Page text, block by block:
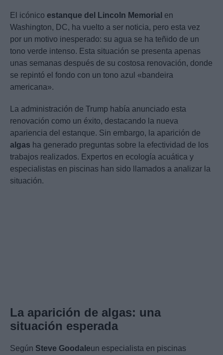
El icónico estanque del Lincoln Memorial en
Washington, DC, ha vuelto a ser noticia, pero esta vez
por un motivo inesperado: su agua se ha teñido de un
tono verde intenso. Esta situación se presenta apenas
unas semanas después de su costosa renovación, donde
se repintó el fondo con un tono azul «bandeira
americana».
La administración de Trump había anunciado esta
renovación como un éxito, destacando la nueva
apariencia del estanque. Sin embargo, la aparición de
algas ha generado preguntas sobre la efectividad de los
trabajos realizados. Expertos en ecología acuática y
especialistas en piscinas han sido llamados a analizar la
situación.
La aparición de algas: una
situación esperada
Según Steve Goodaleun especialista en piscinas